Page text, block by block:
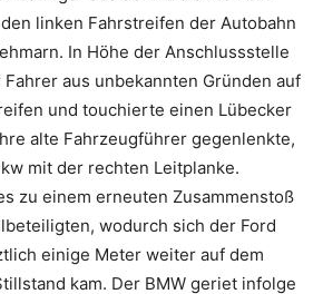
linken Fahrstreifen der Autobahn
In Höhe der Anschlussstelle
aus unbekannten Gründen auf
und touchierte einen Lübecker
alte Fahrzeugführer gegenlenkte,
mit der rechten Leitplanke.
zu einem erneuten Zusammenstoß
wodurch sich der Ford
einige Meter weiter auf dem
kam. Der BMW geriet infolge